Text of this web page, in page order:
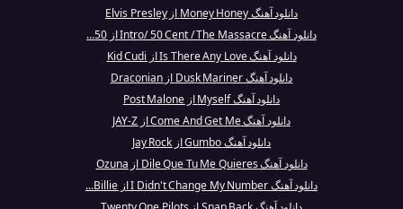
دانلود آهنگ Money Honey از Elvis Presley
دانلود آهنگ Intro/ 50 Cent / The Massacre از 50...
دانلود آهنگ Is There Any Love از Kid Cudi
دانلود آهنگ Dusk Mariner از Draconian
دانلود آهنگ Myself از Post Malone
دانلود آهنگ Come And Get Me از JAY-Z
دانلود آهنگ Gumbo از Jay Rock
دانلود آهنگ Dile Que Tu Me Quieres از Ozuna
دانلود آهنگ I Didn't Change My Number از Billie...